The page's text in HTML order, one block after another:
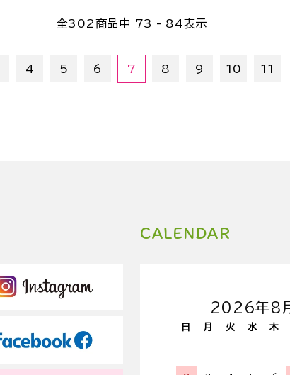
全302商品中 73 - 84表示
4 5 6 7 8 9 10 11
CALENDAR
2026年8
日 月 火 水 木